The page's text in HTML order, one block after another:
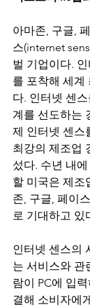
아마존, 구글,
스(internet
벌 기업이다.
를 포착해 세계
다. 인터넷 센
계를 선도하는
제 인터넷 센스
최강의 제조업
섰다. 수년 내
할 미국은 제조
존, 구글, 페이
로 기대하고 있
인터넷 센스의
는 서비스와 관
람이 PC에 입
결해 소비자에